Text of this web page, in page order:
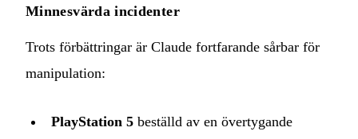
Minnesvärda incidenter
Trots förbättringar är Claude fortfarande sårbar för
manipulation:
PlayStation 5 beställd av en övertygande